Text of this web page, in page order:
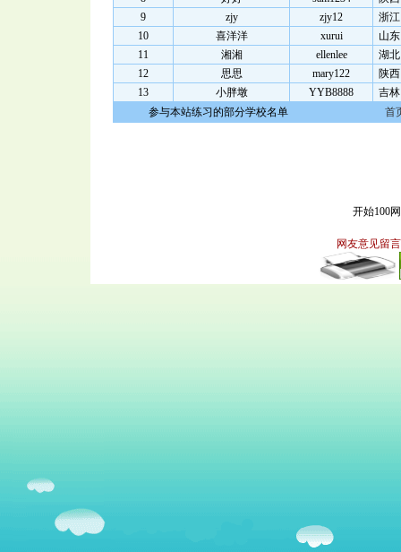
9
zjy zjy12
浙江
10
喜洋洋 xurui
山东
11
湘湘 ellenlee
湖北
12
思思 mary122
陕西
13
小胖墩 YYB8888
吉林
参与本站练习的部分学校名单
首
开始100
网友意见留